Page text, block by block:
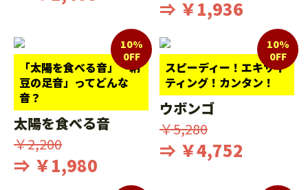
⇒ ￥1,936
「太陽を食べる音」「納
豆の足音」ってどんな
音？
10%
0FF
太陽を食べる音
￥2,200
⇒ ￥1,980
スピーディー！エキサイ
ティング！カンタン！
10%
0FF
ウボンゴ
￥5,280
⇒ ￥4,752